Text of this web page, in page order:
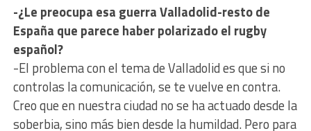
-¿Le preocupa esa guerra Valladolid-resto de
España que parece haber polarizado el rugby
español?
-El problema con el tema de Valladolid es que si no
controlas la comunicación, se te vuelve en contra.
Creo que en nuestra ciudad no se ha actuado desde la
soberbia, sino más bien desde la humildad. Pero para